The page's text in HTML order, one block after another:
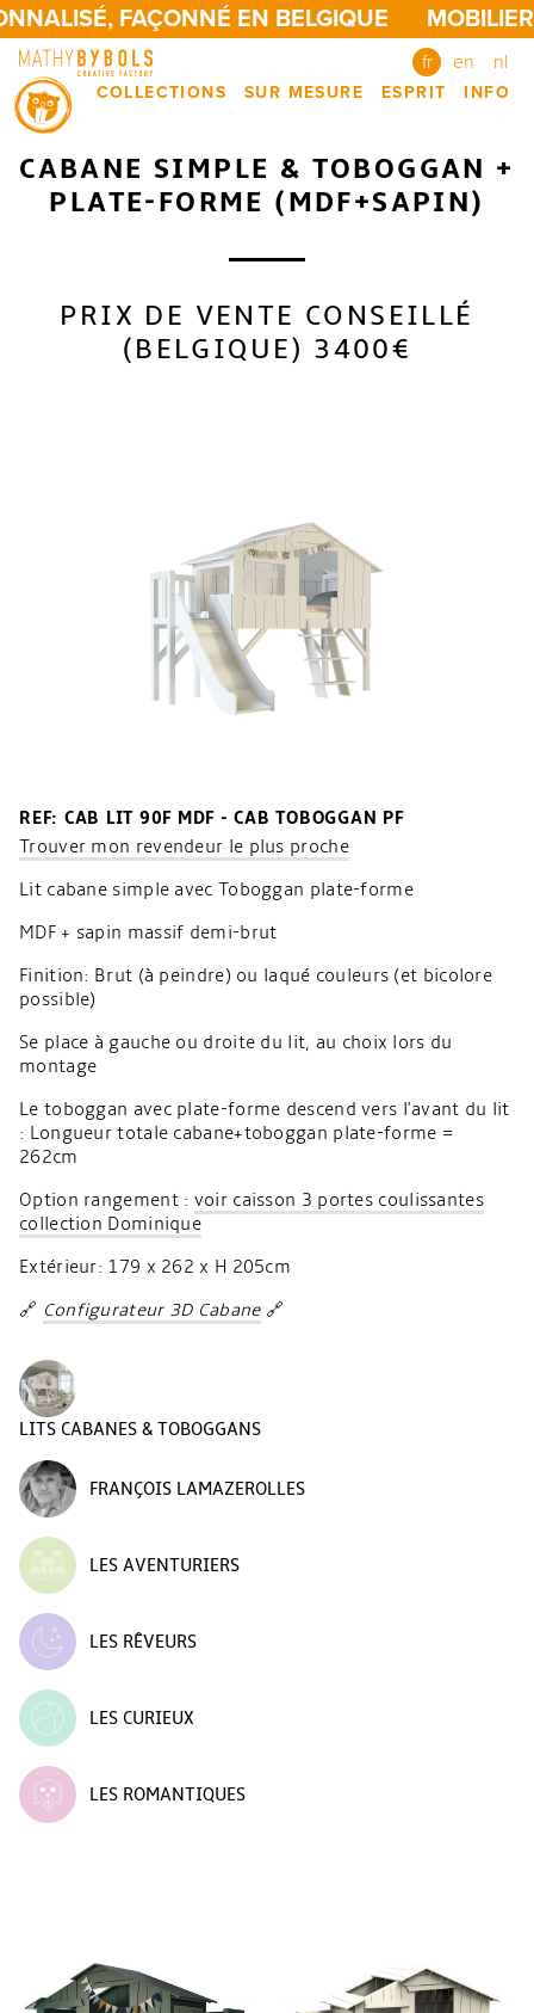
FAÇONNÉ EN BELGIQUE
fr en nl
COLLECTIONS SUR MESURE ESPRIT INFO
CABANE SIMPLE & TOBOGGAN +
PLATE-FORME (MDF+SAPIN)
PRIX DE VENTE CONSEILLÉ
(BELGIQUE) 3400€
REF: CAB LIT 90F MDF - CAB TOBOGGAN PF
Trouver mon revendeur le plus proche
Lit cabane simple avec Toboggan plate-forme
MDF + sapin massif demi-brut
Finition: Brut (à peindre) ou laqué couleurs (et bicolore
possible)
Se place à gauche ou droite du lit, au choix lors du
montage
Le toboggan avec plate-forme descend vers l'avant du lit
: Longueur totale cabane+toboggan plate-forme =
262cm
Option rangement : voir caisson 3 portes coulissantes
collection Dominique
Extérieur: 179 x 262 x H 205cm
🔗 Configurateur 3D Cabane 🔗
LITS CABANES & TOBOGGANS
FRANÇOIS LAMAZEROLLES
LES AVENTURIERS
LES RÊVEURS
LES CURIEUX
LES ROMANTIQUES